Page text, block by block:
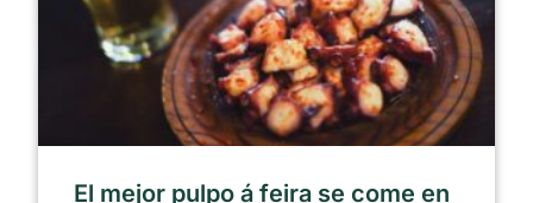
El mejor pulpo á feira se come en